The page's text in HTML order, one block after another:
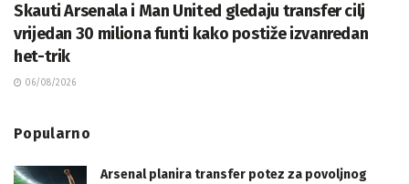
Skauti Arsenala i Man United gledaju transfer cilj
vrijedan 30 miliona funti kako postiže izvanredan
het-trik
06/08/2026
Popularno
Arsenal planira transfer potez za povoljnog